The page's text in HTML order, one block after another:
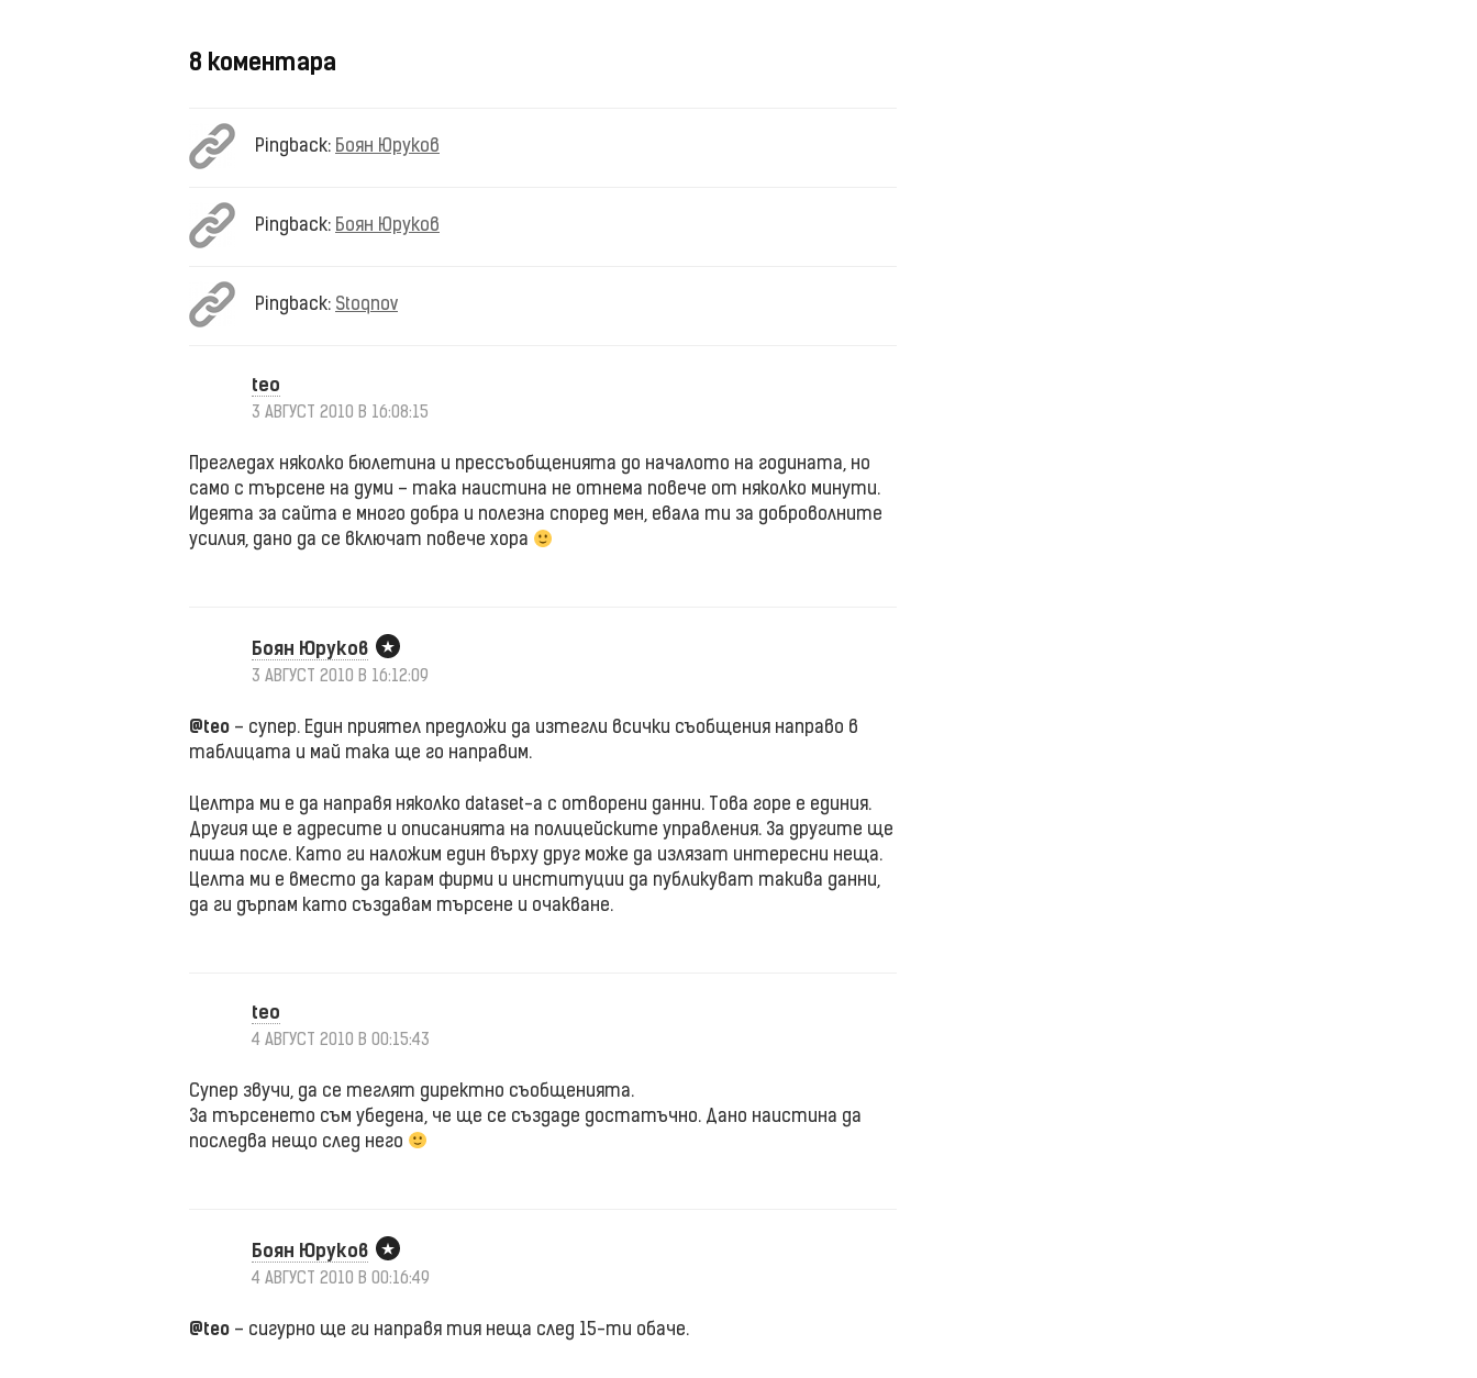
8 коментара
Pingback: Боян Юруков
Pingback: Боян Юруков
Pingback: Stoqnov
teo
3 АВГУСТ 2010 В 16:08:15
Прегледах няколко бюлетина и прессъобщенията до началото на годината, но
само с търсене на думи – така наистина не отнема повече от няколко минути.
Идеята за сайта е много добра и полезна според мен, евала ти за доброволните
усилия, дано да се включат повече хора
Боян Юруков
3 АВГУСТ 2010 В 16:12:09
@teo – супер. Един приятел предложи да изтегли всички съобщения направо в
таблицата и май така ще го направим.
Целтра ми е да направя няколко dataset-а с отворени данни. Това горе е единия.
Другия ще е адресите и описанията на полицейските управления. За другите ще
пиша после. Като ги наложим един върху друг може да излязат интересни неща.
Целта ми е вместо да карам фирми и институции да публикуват такива данни,
да ги дърпам като създавам търсене и очакване.
teo
4 АВГУСТ 2010 В 00:15:43
Супер звучи, да се теглят директно съобщенията.
За търсенето съм убедена, че ще се създаде достатъчно. Дано наистина да
последва нещо след него
Боян Юруков
4 АВГУСТ 2010 В 00:16:49
@teo – сигурно ще ги направя тия неща след 15-ти обаче.